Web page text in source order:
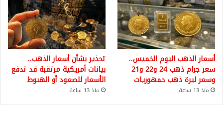
أسعار الذهب اليوم الخميس..
سعر جرام ذهب 24 و22 و21
وسعر ليرة ذهب جمهوريات
منذ 13 ساعة
تحذير بشأن أسعار الذهب..
بيانات أمريكية مرتقبة قد تدفع
الأسعار للصعود أو الهبوط
منذ 13 ساعة